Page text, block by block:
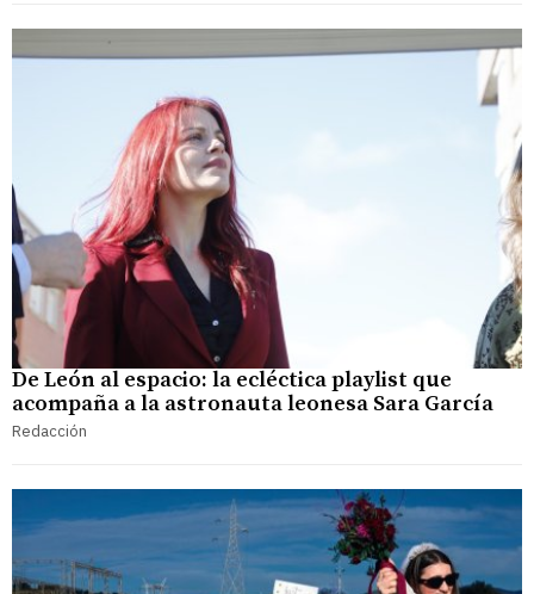
De León al espacio: la ecléctica playlist que
acompaña a la astronauta leonesa Sara García
Redacción